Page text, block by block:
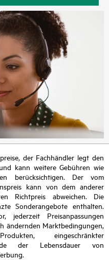
der Fachhändler legt den
kann weitere Gebühren wie
berücksichtigen. Der vom
kann von dem anderer
Richtpreis abweichen. Die
Sonderangebote enthalten.
Preisanpassungen
ändernden Marktbedingungen,
eingeschränkter
der Lebensdauer von